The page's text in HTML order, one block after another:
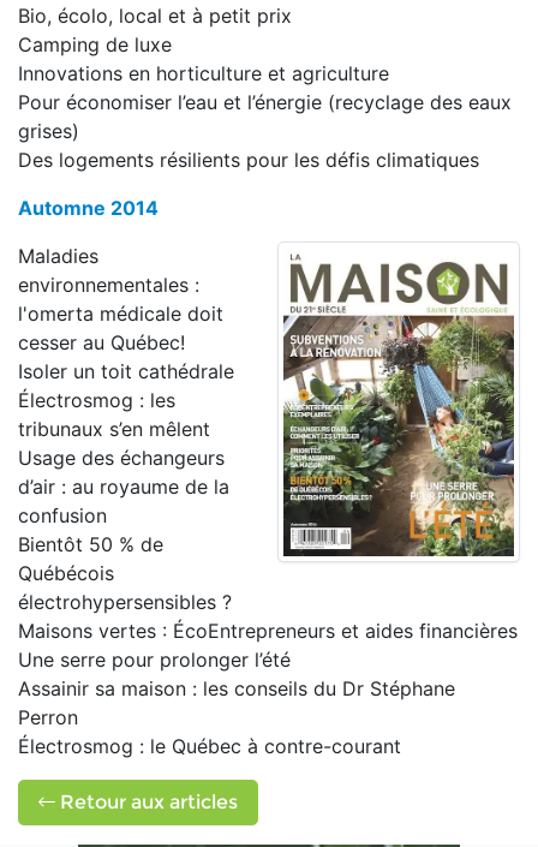
Bio, écolo, local et à petit prix
Camping de luxe
Innovations en horticulture et agriculture
Pour économiser l’eau et l’énergie (recyclage des eaux
grises)
Des logements résilients pour les défis climatiques
Automne 2014
Maladies
environnementales :
l'omerta médicale doit
cesser au Québec!
Isoler un toit cathédrale
Électrosmog : les
tribunaux s’en mêlent
Usage des échangeurs
d’air : au royaume de la
confusion
Bientôt 50 % de
Québécois
électrohypersensibles ?
Maisons vertes : ÉcoEntrepreneurs et aides financières
Une serre pour prolonger l’été
Assainir sa maison : les conseils du Dr Stéphane
Perron
Électrosmog : le Québec à contre-courant
Retour aux articles